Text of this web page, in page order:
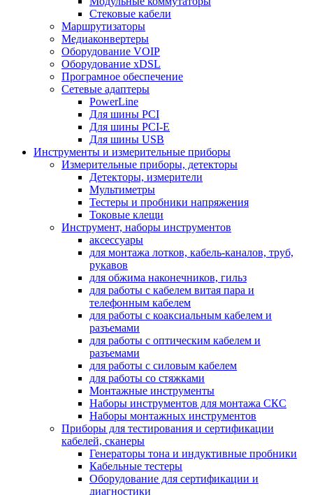
Стековые кабели
Маршрутизаторы
Медиаконвертеры
Оборудование VOIP
Оборудование xDSL
Програмное обеспечение
Сетевые адаптеры
PowerLine
Для шины PCI
Для шины PCI-E
Для шины USB
Инструменты и измерительные приборы
Измерительные приборы, детекторы
Детекторы, измерители
Мультиметры
Тестеры и пробники напряжения
Токовые клещи
Инструмент, наборы инструментов
аксессуары
для монтажа лотков, кабель-каналов, труб,
рукавов
для обжима наконечников, гильз
для работы с кабелем витая пара и
телефонным кабелем
для работы с коаксиальным кабелем и
разъемами
для работы с оптическим кабелем и
разъемами
для работы с силовым кабелем
для работы со стяжками
Монтажные инструменты
Наборы инструментов для монтажа СКС
Наборы монтажных инструментов
Приборы для тестирования и сертификации
кабелей, сканеры
Генераторы тона и индуктивные пробники
Кабельные тестеры
Оборудование для сертификации и
диагностики